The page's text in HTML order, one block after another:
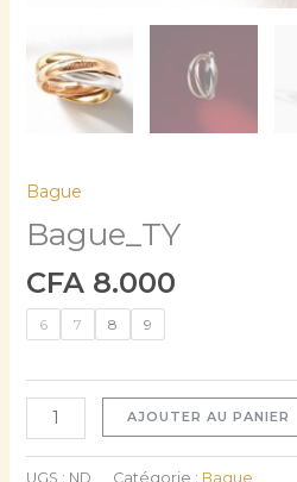
Bague
Bague_TY
CFA8.000
6 7 8 9
AJOUTER AU PANIER
UGS : ND Catégorie : Bague